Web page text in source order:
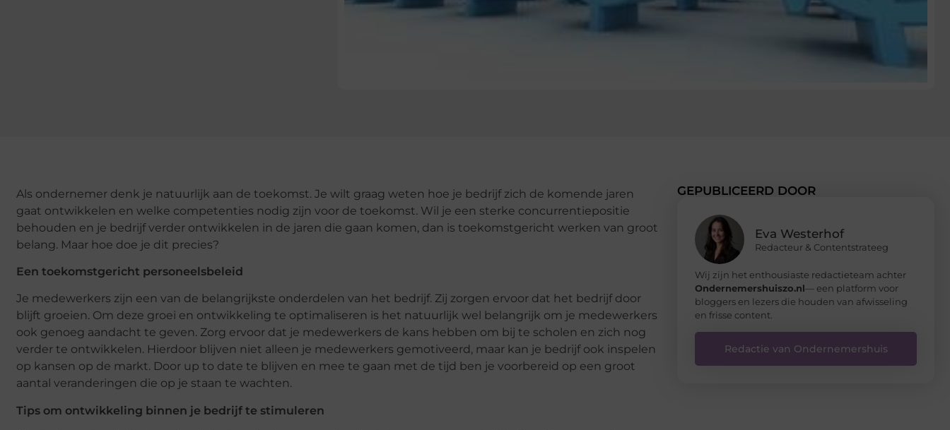
Als ondernemer denk je natuurlijk aan de toekomst. Je wilt graag weten hoe je bedrijf zich de komende jaren
gaat ontwikkelen en welke competenties nodig zijn voor de toekomst. Wil je een sterke concurrentiepositie
behouden en je bedrijf verder ontwikkelen in de jaren die gaan komen, dan is toekomstgericht werken van groot
belang. Maar hoe doe je dit precies?
Een toekomstgericht personeelsbeleid
Je medewerkers zijn een van de belangrijkste onderdelen van het bedrijf. Zij zorgen ervoor dat het bedrijf door
blijft groeien. Om deze groei en ontwikkeling te optimaliseren is het natuurlijk wel belangrijk om je medewerkers
ook genoeg aandacht te geven. Zorg ervoor dat je medewerkers de kans hebben om bij te scholen en zich nog
verder te ontwikkelen. Hierdoor blijven niet alleen je medewerkers gemotiveerd, maar kan je bedrijf ook inspelen
op kansen op de markt. Door up to date te blijven en mee te gaan met de tijd ben je voorbereid op een groot
aantal veranderingen die op je staan te wachten.
Tips om ontwikkeling binnen je bedrijf te stimuleren
GEPUBLICEERD DOOR
Eva Westerhof
Redacteur & Contentstrateeg
Wij zijn het enthousiaste redactieteam achter
Ondernemershuiszo.nl— een platform voor
bloggers en lezers die houden van afwisseling
en frisse content.
Redactie van Ondernemershuis